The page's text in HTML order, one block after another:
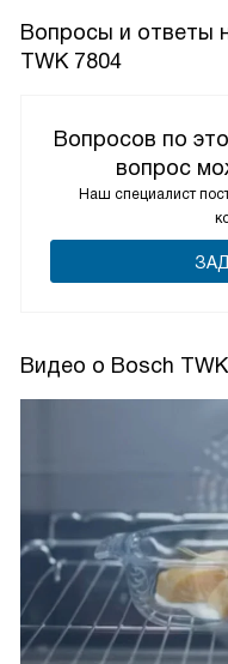
Вопросы и ответы
TWK 7804
Вопросов по
вопрос
Наш специалист
Видео о Bosch